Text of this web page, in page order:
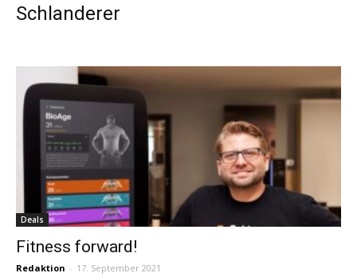
Schlanderer
Deals
Fitness forward!
Redaktion - 17. September 2021